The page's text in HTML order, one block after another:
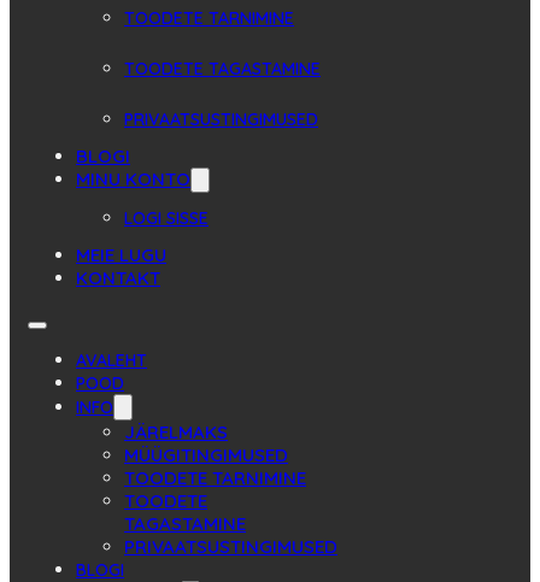
TOODETE TARNIMINE
TOODETE TAGASTAMINE
PRIVAATSUSTINGIMUSED
BLOGI
MINU KONTO
LOGI SISSE
MEIE LUGU
KONTAKT
AVALEHT
POOD
INFO
JÄRELMAKS
MÜÜGITINGIMUSED
TOODETE TARNIMINE
TOODETE
TAGASTAMINE
PRIVAATSUSTINGIMUSED
BLOGI